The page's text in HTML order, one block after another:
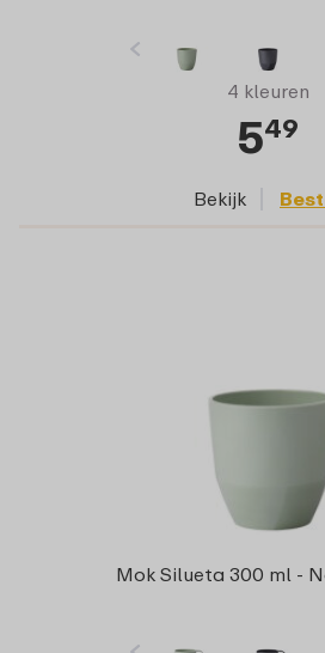
4 kleuren
549
Bekijk
Mok Silueta 300 ml -